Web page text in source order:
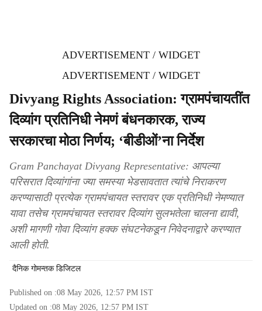
ADVERTISEMENT / WIDGET
ADVERTISEMENT / WIDGET
Divyang Rights Association: ग्रामपंचायतींत
दिव्यांग प्रतिनिधी नेमणं बंधनकारक, राज्य
सरकारचा मोठा निर्णय; ‘बीडीओं’ना निर्देश
Gram Panchayat Divyang Representative: आपल्या
परिसरात दिव्यांगांना ज्या समस्या भेडसावतात त्यांचे निराकरण
करण्यासाठी प्रत्येक ग्रामपंचायत स्तरावर एक प्रतिनिधी नेमण्यात
यावा तसेच ग्रामपंचायत स्तरावर दिव्यांग सुलभतेला चालना द्यावी,
अशी मागणी गोवा दिव्यांग हक्क संघटनेकडून निवेदनाद्वारे करण्यात
आली होती.
दैनिक गोमन्तक डिजिटल
Published on :08 May 2026, 12:57 PM IST
Updated on :08 May 2026, 12:57 PM IST